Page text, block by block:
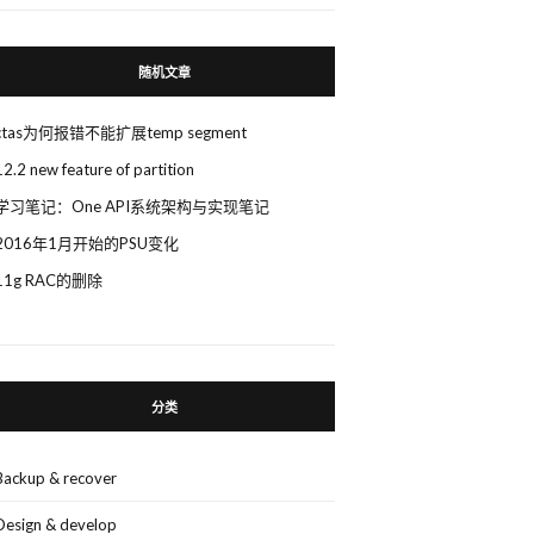
随机文章
为何报错不能扩展temp segment
new feature of partition
习笔记：One API系统架构与实现笔记
年1月开始的PSU变化
RAC的删除
分类
& recover
& develop